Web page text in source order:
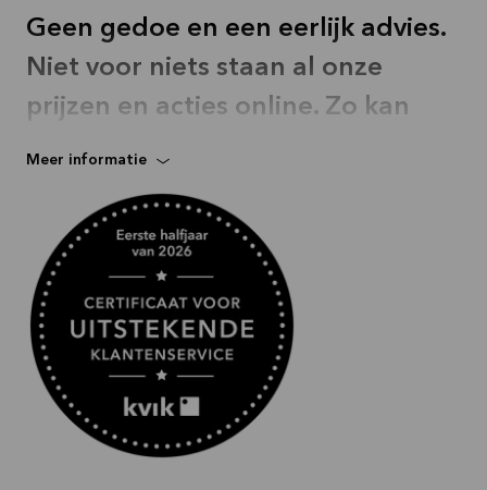
Geen gedoe en een eerlijk advies.
Niet voor niets staan al onze
prijzen en acties online. Zo kan
iedereen binnen zijn budget een
realiseren.
Meer informatie